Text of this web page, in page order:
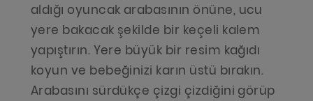
aldığı oyuncak arabasının önüne, ucu
yere bakacak şekilde bir keçeli kalem
yapıştırın. Yere büyük bir resim kağıdı
koyun ve bebeğinizi karın üstü bırakın.
Arabasını sürdükçe çizgi çizdiğini görüp